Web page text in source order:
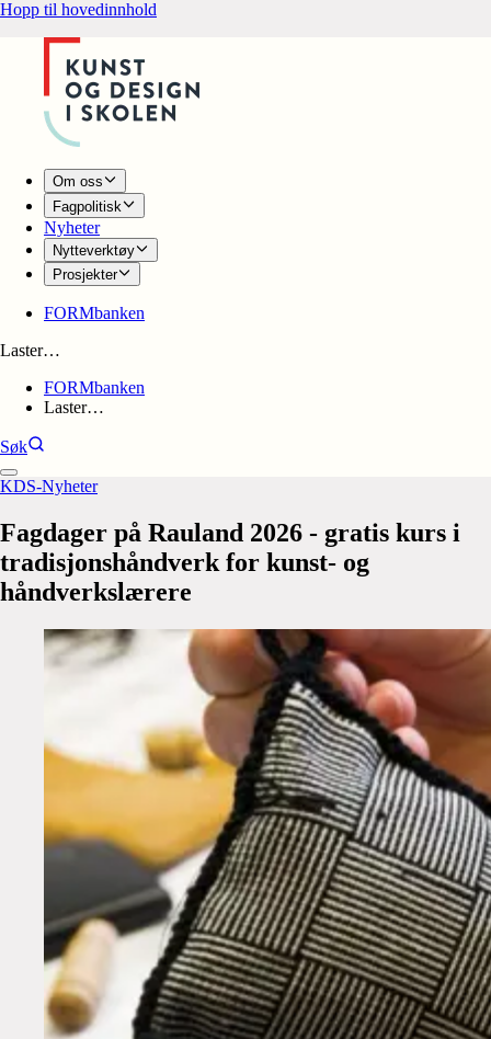
Hopp til hovedinnhold
Om oss
Fagpolitisk
Nyheter
Nytteverktøy
Prosjekter
FORMbanken
Laster…
FORMbanken
Laster…
Søk
KDS-Nyheter
Fagdager på Rauland 2026 - gratis kurs i
tradisjonshåndverk for kunst- og
håndverkslærere